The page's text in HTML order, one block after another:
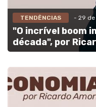
TENDÊNCIAS - 29 de
"O incrível boom
década", por